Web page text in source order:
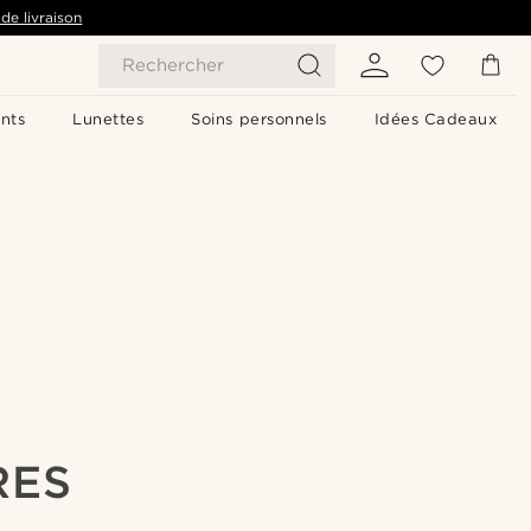
Rechercher
Lunettes Soins personnels Idées Cadeaux
livraison